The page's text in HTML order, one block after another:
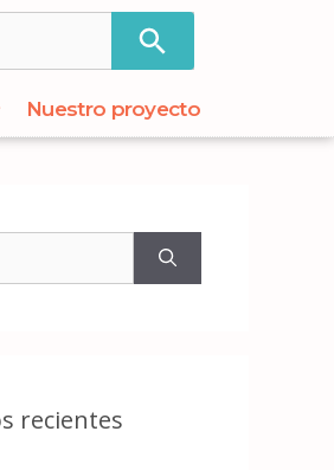
Nuestro proyecto
recientes